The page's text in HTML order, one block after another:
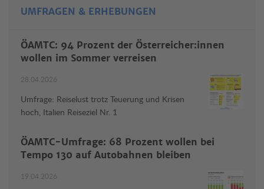
UMFRAGEN & ERHEBUNGEN
ÖAMTC: 94 Prozent der Österreicher:innen
wollen im Sommer verreisen
28.04.2026
Umfrage: Reiselust trotz Teuerung und Krisen
hoch, Italien Reiseziel Nr. 1
ÖAMTC-Umfrage: 68 Prozent wollen bei
Tempo 130 auf Autobahnen bleiben
19.04.2026